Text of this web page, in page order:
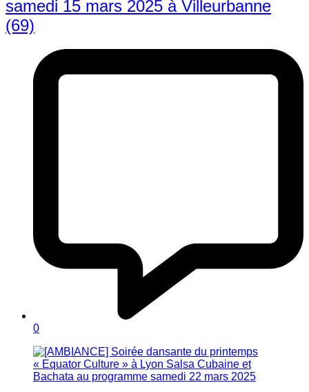
samedi 15 mars 2025 à Villeurbanne
(69)
0